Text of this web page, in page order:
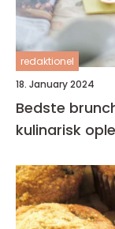
redaktionel
18. January 2024
Bedste
kulinarisk